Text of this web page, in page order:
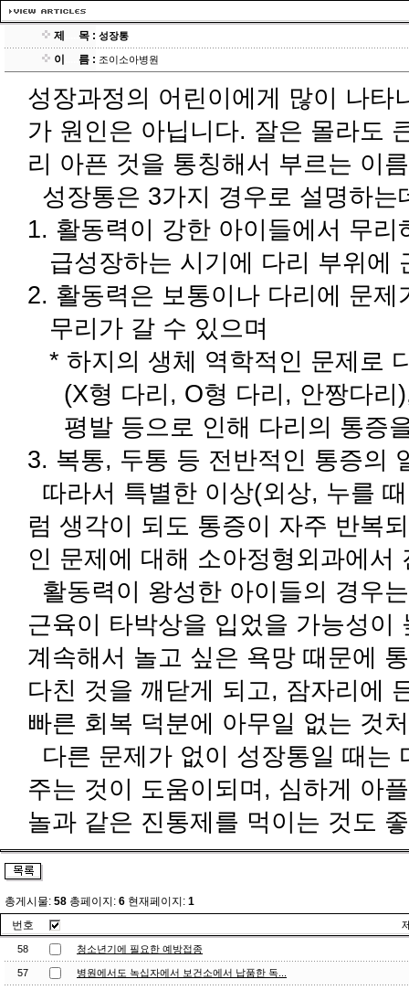
제 목 : 성장통
이 름 : 조이소아병원
성장과정의 어린이에게 많이 나타
가 원인은 아닙니다. 잘은 몰라도
리 아픈 것을 통칭해서 부르는 이
성장통은 3가지 경우로 설명하는
1. 활동력이 강한 아이들에서 무
급성장하는 시기에 다리 부위에
2. 활동력은 보통이나 다리에 문
무리가 갈 수 있으며
* 하지의 생체 역학적인 문제로
(X형 다리, O형 다리, 안짱다리
평발 등으로 인해 다리의 통
3. 복통, 두통 등 전반적인 통증의
따라서 특별한 이상(외상, 누를
럼 생각이 되도 통증이 자주 반복
인 문제에 대해 소아정형외과에
활동력이 왕성한 아이들의 경우
근육이 타박상을 입었을 가능성
계속해서 놀고 싶은 욕망 때문에
다친 것을 깨닫게 되고, 잠자리에
빠른 회복 덕분에 아무일 없는 것
다른 문제가 없이 성장통일 때는
주는 것이 도움이되며, 심하게 아
놀과 같은 진통제를 먹이는 것도
총게시물: 58 총페이지: 6 현재페이지: 1
번호
58 청소년기에 필요한 예방접종
57 병원에서도 녹십자에서 보건소에서 납품한 독...